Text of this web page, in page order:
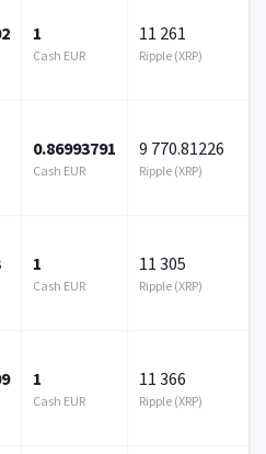
1
Cash EUR
11 261
Ripple (XRP)
0.86993791
Cash EUR
9 770.81226
Ripple (XRP)
1
Cash EUR
11 305
Ripple (XRP)
1
Cash EUR
11 366
Ripple (XRP)